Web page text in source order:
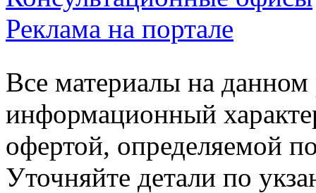
Реклама на портале
Все материалы на данном
информационный
офертой, определяемой
Уточняйте детали по